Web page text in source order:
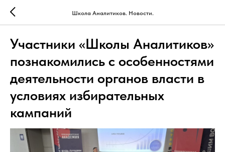
Школа Аналитиков. Новости.
Участники «Школы Аналитиков»
познакомились с особенностями
деятельности органов власти в
условиях избирательных
кампаний